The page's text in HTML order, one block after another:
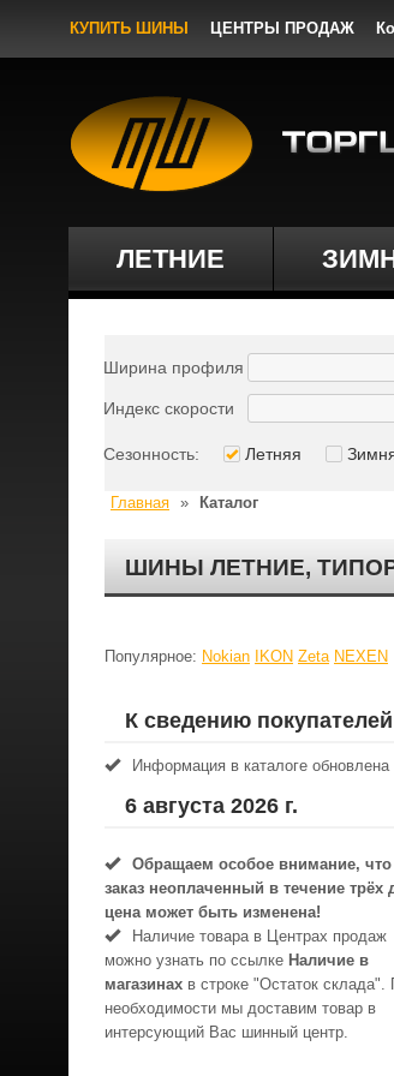
КУПИТЬ ШИНЫ ЦЕНТРЫ ПРОДАЖ
ЛЕТНИЕ
Главная » Каталог
ШИНЫ ЛЕТНИЕ,
Популярное: Nokian IKON Zeta NEXEN
К сведению покупателей
Информация в каталоге обновлена
6 августа 2026 г.
Обращаем особое внимание, что
заказ неоплаченный в течениe трёх
цена может быть изменена!
Наличие товара в Центрах продаж
можно узнать по ссылке Наличие в
магазинах в строке "Остаток склада".
необходимости мы доставим товар в
интерсующий Вас шинный центр.
Ширина профиля
Индекс скорости
Сезонность: Летняя